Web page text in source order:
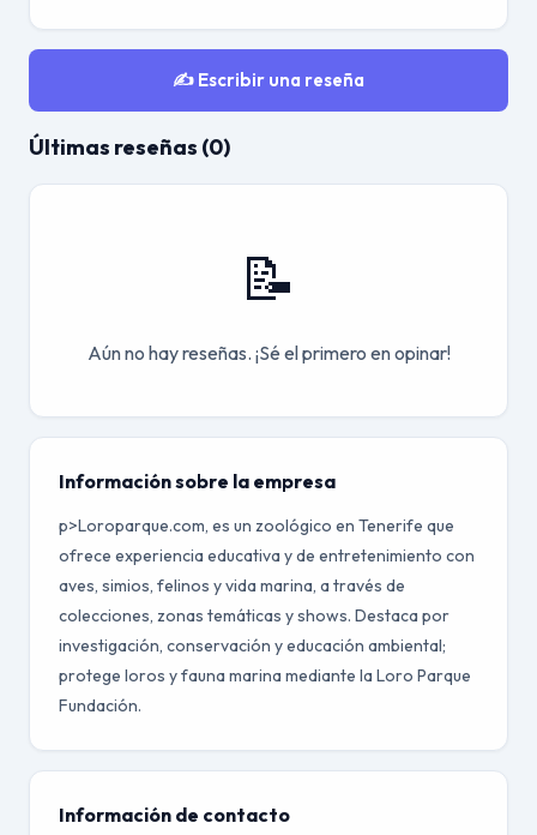
✍️ Escribir una reseña
Últimas reseñas (0)
📝
Aún no hay reseñas. ¡Sé el primero en opinar!
Información sobre la empresa
p>Loroparque.com, es un zoológico en Tenerife que
ofrece experiencia educativa y de entretenimiento con
aves, simios, felinos y vida marina, a través de
colecciones, zonas temáticas y shows. Destaca por
investigación, conservación y educación ambiental;
protege loros y fauna marina mediante la Loro Parque
Fundación.
Información de contacto